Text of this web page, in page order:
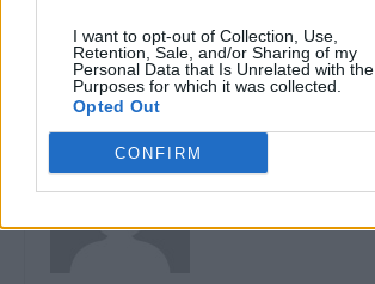
I want to opt-out of Collection, Use,
Retention, Sale, and/or Sharing of my
Personal Data that Is Unrelated with the
Purposes for which it was collected.
Opted Out
CONFIRM
Radu Paraschivescu